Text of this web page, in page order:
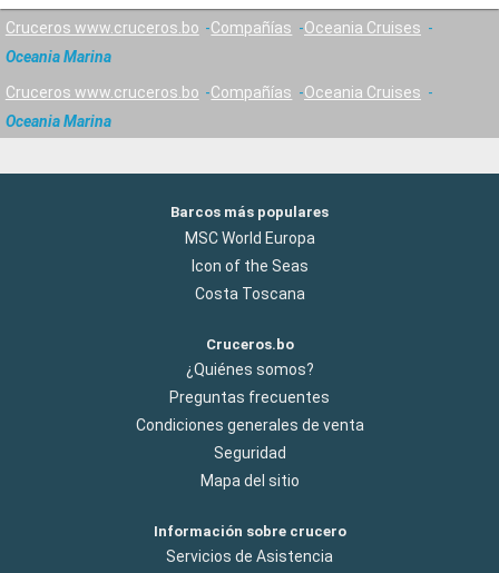
Cruceros www.cruceros.bo Compañías
Oceania Cruises
Oceania Marina
Cruceros www.cruceros.bo Compañías
Oceania Cruises
Oceania Marina
Barcos más populares
MSC World Europa
Icon of the Seas
Costa Toscana
Cruceros.bo
¿Quiénes somos?
Preguntas frecuentes
Condiciones generales de venta
Seguridad
Mapa del sitio
Información sobre crucero
Servicios de Asistencia